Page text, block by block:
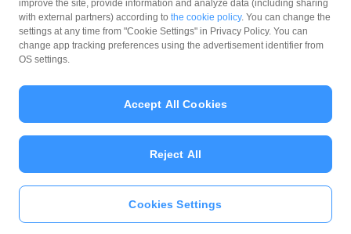
規約
ガイドライン
improve the site, provide information and analyze data (including sharing
with external partners) according to the cookie policy. You can change the
settings at any time from "Cookie Settings" in Privacy Policy. You can
change app tracking preferences using the advertisement identifier from
OS settings.
Cookies Settings
Reject All
Accept All Cookies